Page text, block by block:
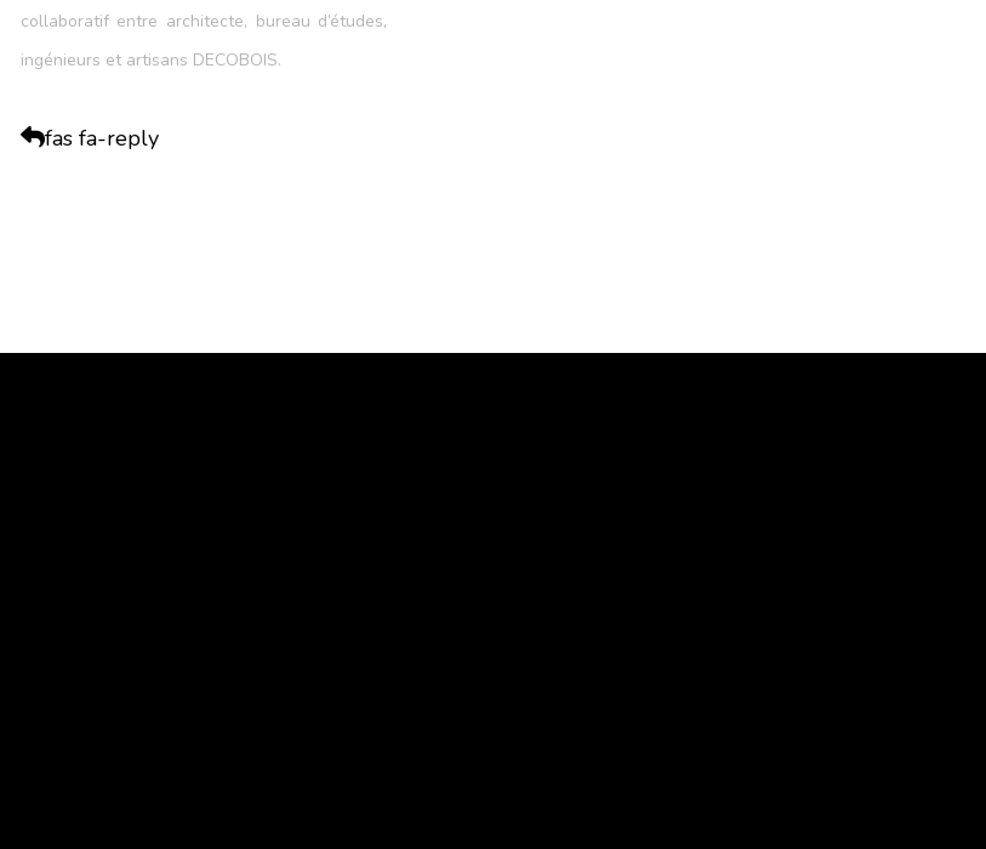
collaboratif entre architecte, bureau d’études,
ingénieurs et artisans DECOBOIS.
fas fa-reply